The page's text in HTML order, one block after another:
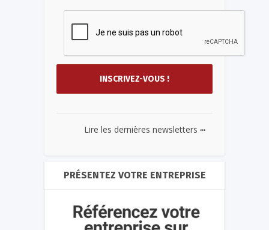
Lire les dernières newsletters ...
PRÉSENTEZ VOTRE ENTREPRISE